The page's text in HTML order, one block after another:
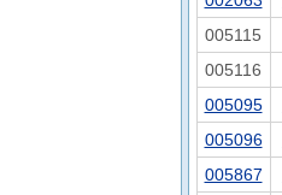
005115
005116
005095
005096
005867